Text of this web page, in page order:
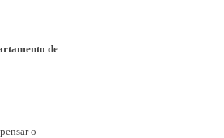
de
o